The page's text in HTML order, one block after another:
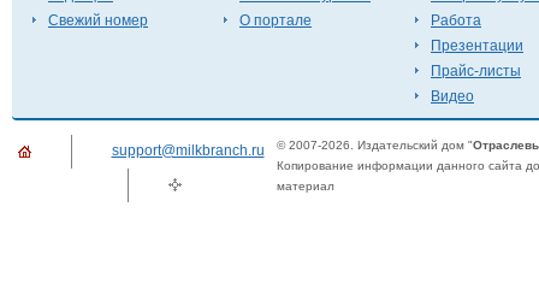
Свежий номер
О портале
Работа
Презентации
Прайс-листы
Видео
support@milkbranch.ru © 2007-2026. Издательский дом "
Копирование информации данного сайта
материал